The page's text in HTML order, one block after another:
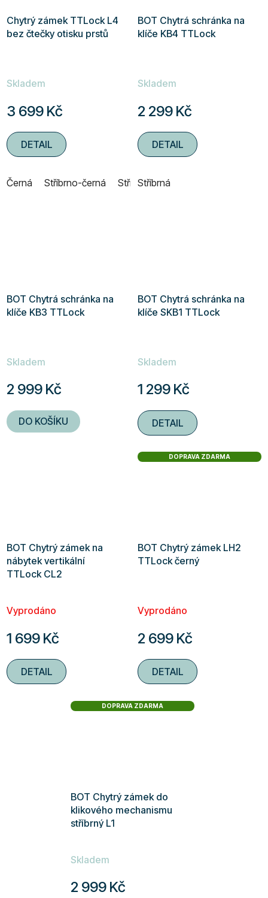
Chytrý zámek TTLock L4
bez čtečky otisku prstů
Skladem
3 699 Kč
DETAIL
Černá Stříbrno-černá Stříbrno-bílá
BOT Chytrá schránka na
klíče KB4 TTLock
Skladem
2 299 Kč
DETAIL
Stříbrná
BOT Chytrá schránka na
klíče KB3 TTLock
Skladem
2 999 Kč
DO KOŠÍKU
BOT Chytrá schránka na
klíče SKB1 TTLock
Skladem
1 299 Kč
DETAIL
BOT Chytrý zámek na
nábytek vertikální
TTLock CL2
Vyprodáno
1 699 Kč
DETAIL
DOPRAVA ZDARMA
BOT Chytrý zámek LH2
TTLock černý
Vyprodáno
2 699 Kč
DETAIL
DOPRAVA ZDARMA
BOT Chytrý zámek do
klikového mechanismu
stříbrný L1
Skladem
2 999 Kč